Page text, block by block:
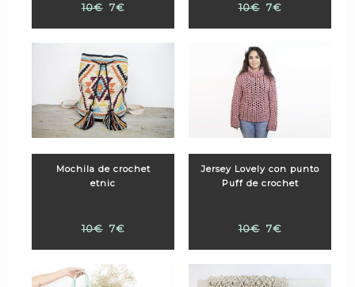
10€ 7€ 10€ 7€
Mochila de crochet
etnic
10€ 7€
Jersey Lovely con punto
Puff de crochet
10€ 7€